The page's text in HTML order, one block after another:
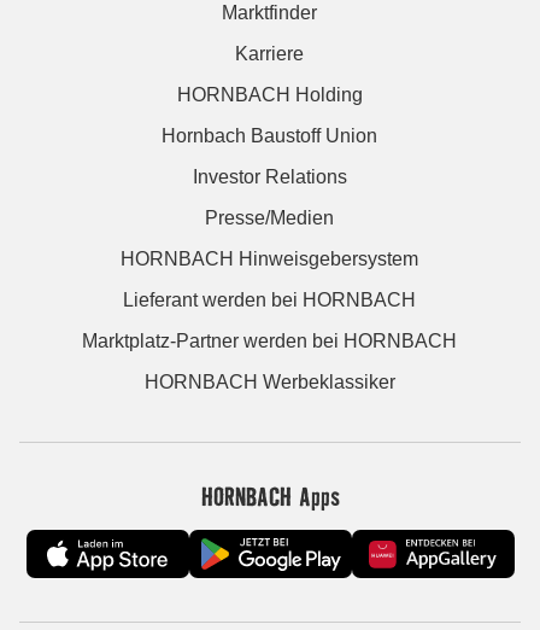
Marktfinder
Karriere
HORNBACH Holding
Hornbach Baustoff Union
Investor Relations
Presse/Medien
HORNBACH Hinweisgebersystem
Lieferant werden bei HORNBACH
Marktplatz-Partner werden bei HORNBACH
HORNBACH Werbeklassiker
HORNBACH Apps